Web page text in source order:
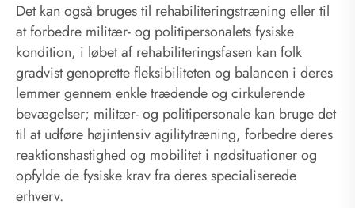
Det kan også bruges til rehabiliteringstræning eller til
at forbedre militær- og politipersonalets fysiske
kondition, i løbet af rehabiliteringsfasen kan folk
gradvist genoprette fleksibiliteten og balancen i deres
lemmer gennem enkle trædende og cirkulerende
bevægelser; militær- og politipersonale kan bruge det
til at udføre højintensiv agilitytræning, forbedre deres
reaktionshastighed og mobilitet i nødsituationer og
opfylde de fysiske krav fra deres specialiserede
erhverv.